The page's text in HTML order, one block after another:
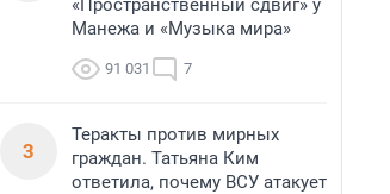
«Пространственный сдвиг» у
Манежа и «Музыка мира»
91 031 7
3
Теракты против мирных
граждан. Татьяна Ким
ответила, почему ВСУ атакует